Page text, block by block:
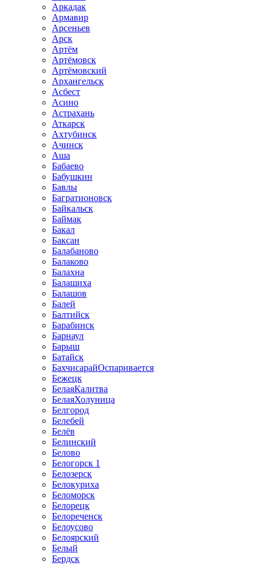
Аркадак
Армавир
Арсеньев
Арск
Артём
Артёмовск
Артёмовский
Архангельск
Асбест
Асино
Астрахань
Аткарск
Ахтубинск
Ачинск
Аша
Бабаево
Бабушкин
Бавлы
Багратионовск
Байкальск
Баймак
Бакал
Баксан
Балабаново
Балаково
Балахна
Балашиха
Балашов
Балей
Балтийск
Барабинск
Барнаул
Барыш
Батайск
БахчисарайОспаривается
Бежецк
БелаяКалитва
БелаяХолуница
Белгород
Белебей
Белёв
Белинский
Белово
Белогорск 1
Белозерск
Белокуриха
Беломорск
Белорецк
Белореченск
Белоусово
Белоярский
Белый
Бердск